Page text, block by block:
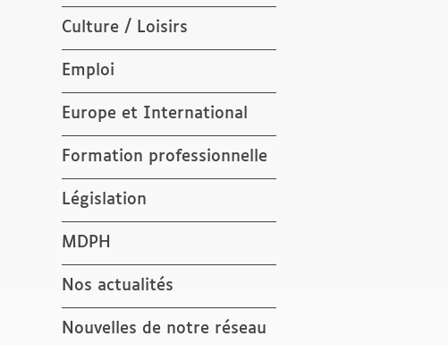
Culture / Loisirs
Emploi
Europe et International
Formation professionnelle
Législation
MDPH
Nos actualités
Nouvelles de notre réseau